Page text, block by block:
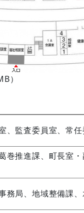
）
、監査委員室、常
巻推進課、町長室
務局、地域整備課